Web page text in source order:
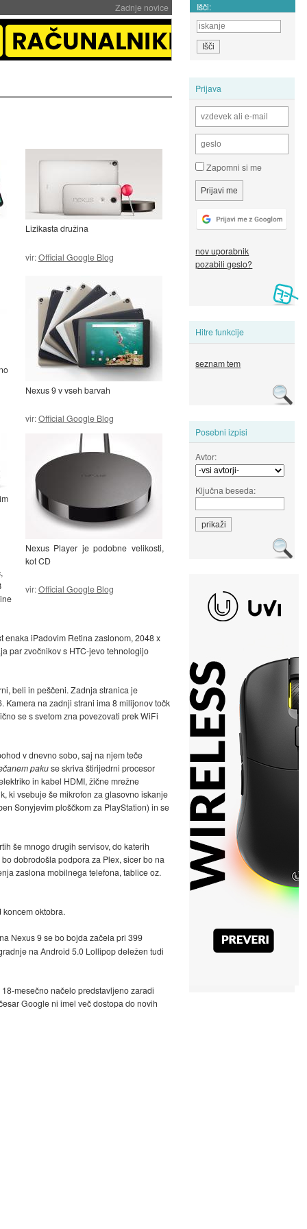
Zadnje novice Išči:
Prijava
Zapomni si me
nov uporabnik
pozabili geslo?
Hitre funkcije
seznam tem
Posebni izpisi
Avtor:
Ključna beseda:
Lizikasta družina
vir:Official Google Blog
Nexus 9 v vseh barvah
vir:Official Google Blog
Nexus Player je podobne velikosti,
kot CD
vir:Official Google Blog
iPadovim Retina zaslonom, 2048 x
par zvočnikov s HTC-jevo tehnologijo
beli in peščeni. Zadnja stranica je
Kamera na zadnji strani ima 8 milijonov točk
se s svetom zna povezovati prek WiFi
v dnevno sobo, saj na njem teče
pakuse skriva štirijedrni procesor
in kabel HDMI, žične mrežne
ki vsebuje še mikrofon za glasovno iskanje
Sonyjevim ploščkom za PlayStation) in se
še mnogo drugih servisov, do katerih
dobrodošla podpora za Plex, sicer bo na
zaslona mobilnega telefona, tablice oz.
oktobra.
Nexus 9 se bo bojda začela pri 399
na Android 5.0 Lollipop deležen tudi
mesečno načelo predstavljeno zaradi
Google ni imel več dostopa do novih